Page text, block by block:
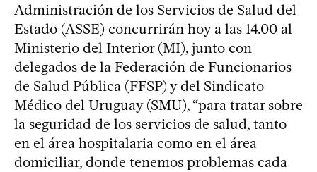
Administración de los Servicios de Salud del
Estado (ASSE) concurrirán hoy a las 14.00 al
Ministerio del Interior (MI), junto con
delegados de la Federación de Funcionarios
de Salud Pública (FFSP) y del Sindicato
Médico del Uruguay (SMU), “para tratar sobre
la seguridad de los servicios de salud, tanto
en el área hospitalaria como en el área
domiciliar, donde tenemos problemas cada